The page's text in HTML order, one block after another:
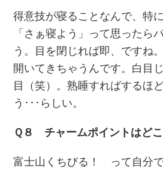
得意技が寝ることなんで、特
「さぁ寝よう」って思ったら
う。目を閉じれば即、ですね
開いてきちゃうんです。白目
目（笑）。熟睡すればするほ
う･･･らしい。
Ｑ８ チャームポイントはどこ
富士山くちびる！ って自分